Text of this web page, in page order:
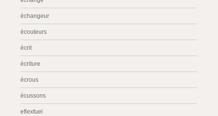
échangeur
écouteurs
écrit
écriture
écrous
écussons
eflexfuel